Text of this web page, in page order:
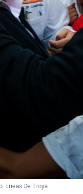
Eneas De Troya